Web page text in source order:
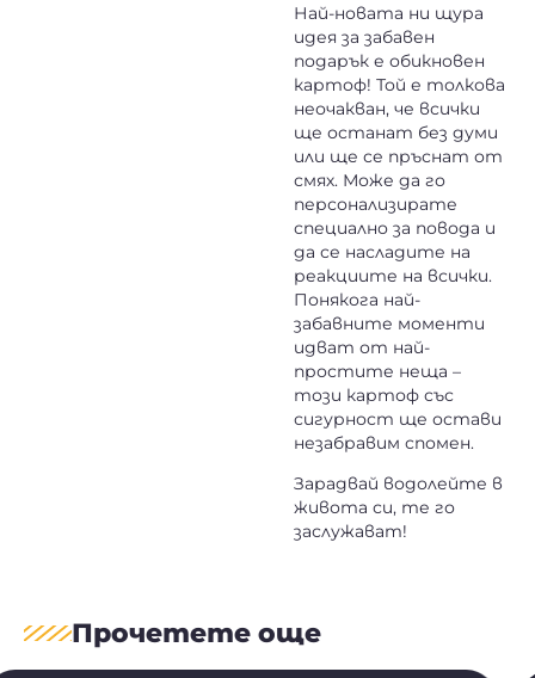
Най-новата ни щура
идея за забавен
подарък е обикновен
картоф! Той е толкова
неочакван, че всички
ще останат без думи
или ще се пръснат от
смях. Може да го
персонализирате
специално за повода и
да се насладите на
реакциите на всички.
Понякога най-
забавните моменти
идват от най-
простите неща –
този картоф със
сигурност ще остави
незабравим спомен.
Зарадвай водолейте в
живота си, те го
заслужават!
Прочетете още